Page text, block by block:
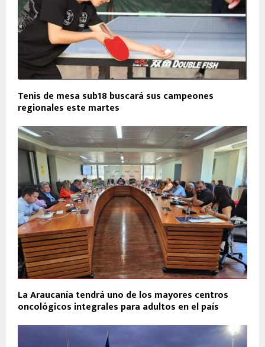
Tenis de mesa sub18 buscará sus campeones
regionales este martes
La Araucanía tendrá uno de los mayores centros
oncológicos integrales para adultos en el país